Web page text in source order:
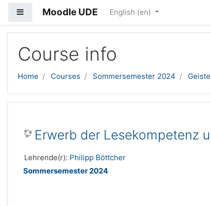
Side panel
Moodle UDE English ‎(en)‎
Course info
Home Courses Sommersemester 2024
Erwerb der Lesekompetenz
Lehrende(r): Philipp Böttcher
Sommersemester 2024